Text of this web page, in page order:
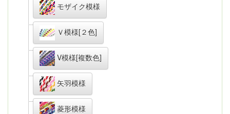
モザイク模様
Ｖ模様[２色]
V模様[複数色]
矢羽模様
菱形模様